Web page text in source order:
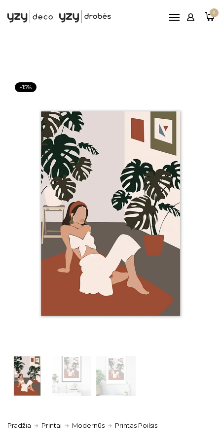
0
Printai
Patarimai
Nemokamaspristatymas nuo 100€
-15%
Pradžia Printai Modernūs Printas Poilsis